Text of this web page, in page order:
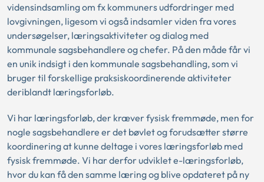
vidensindsamling om fx kommuners udfordringer med
lovgivningen, ligesom vi også indsamler viden fra vores
undersøgelser, læringsaktiviteter og dialog med
kommunale sagsbehandlere og chefer. På den måde får vi
en unik indsigt i den kommunale sagsbehandling, som vi
bruger til forskellige praksiskoordinerende aktiviteter
deriblandt læringsforløb.
Vi har læringsforløb, der kræver fysisk fremmøde, men for
nogle sagsbehandlere er det bøvlet og forudsætter større
koordinering at kunne deltage i vores læringsforløb med
fysisk fremmøde. Vi har derfor udviklet e-læringsforløb,
hvor du kan få den samme læring og blive opdateret på ny